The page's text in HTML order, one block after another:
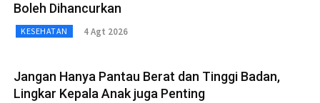
Boleh Dihancurkan
KESEHATAN 4 Agt 2026
Jangan Hanya Pantau Berat dan Tinggi Badan,
Lingkar Kepala Anak juga Penting